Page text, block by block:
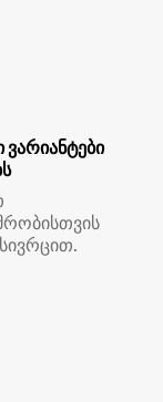
ვარიანტები